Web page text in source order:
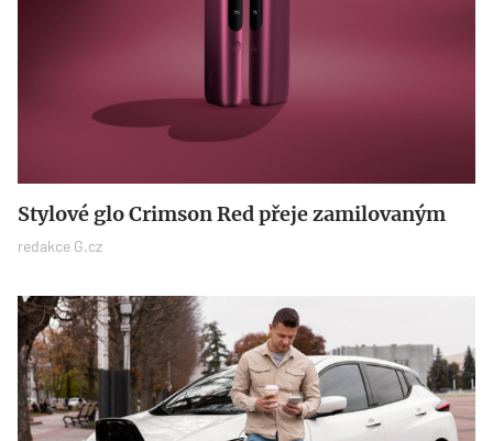
Stylové glo Crimson Red přeje zamilovaným
redakce G.cz